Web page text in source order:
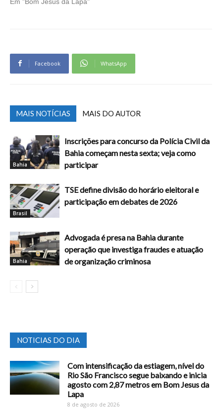
Facebook WhatsApp
MAIS NOTÍCIAS MAIS DO AUTOR
Bahia
Inscrições para concurso da Polícia Civil da
Bahia começam nesta sexta; veja como
participar
Brasil
TSE define divisão do horário eleitoral e
participação em debates de 2026
Bahia
Advogada é presa na Bahia durante
operação que investiga fraudes e atuação
de organização criminosa
NOTICIAS DO DIA
Com intensificação da estiagem, nível do
Rio São Francisco segue baixando e inicia
agosto com 2,87 metros em Bom Jesus da
Lapa
8 de agosto de 2026